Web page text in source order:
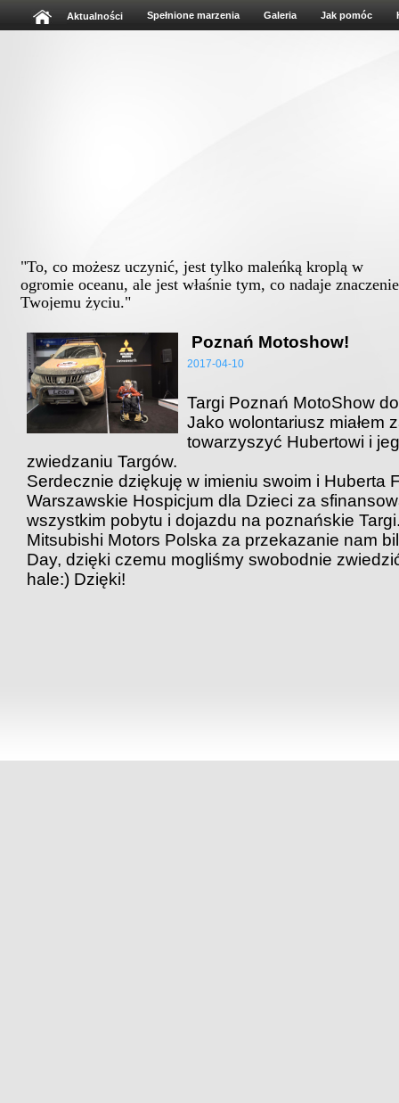
Aktualności Spełnione marzenia Galeria Jak pomóc
"To, co możesz uczynić, jest tylko maleńką kroplą w
ogromie oceanu, ale jest właśnie tym, co nadaje znaczenie
Twojemu życiu."
Poznań Motoshow!
2017-04-10
Targi Poznań MotoShow
Jako wolontariusz miałem
towarzyszyć Hubertowi i
zwiedzaniu Targów.
Serdecznie dziękuję w imieniu swoim i Huberta
Warszawskie Hospicjum dla Dzieci za
wszystkim pobytu i dojazdu na poznańskie
Mitsubishi Motors Polska za przekazanie nam
Day, dzięki czemu mogliśmy swobodnie
hale:) Dzięki!